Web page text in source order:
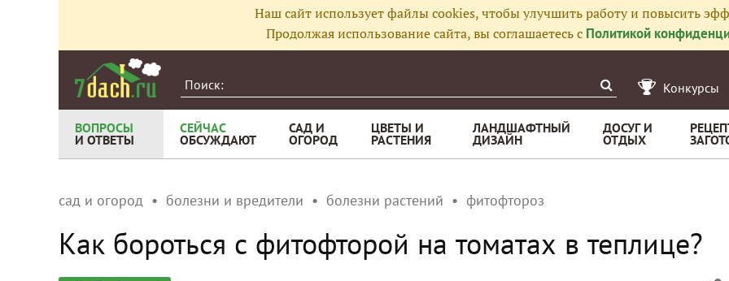
Наш сайт использует файлы cookies, чтобы улучшить работу и повысить
Продолжая использование сайта, вы соглашаетесь с Политикой
Конкурсы
ВОПРОСЫ
И ОТВЕТЫ
СЕЙЧАС
ОБСУЖДАЮТ
САД И
ОГОРОД
ЦВЕТЫ И
РАСТЕНИЯ
ЛАНДШАФТНЫЙ
ДИЗАЙН
ДОСУГ И
ОТДЫХ
сад и огород болезни и вредители болезни растений фитофтороз
Как бороться с фитофторой на томатах в теплице?